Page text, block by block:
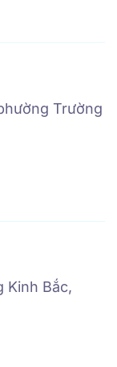
Trường
Kinh Bắc,